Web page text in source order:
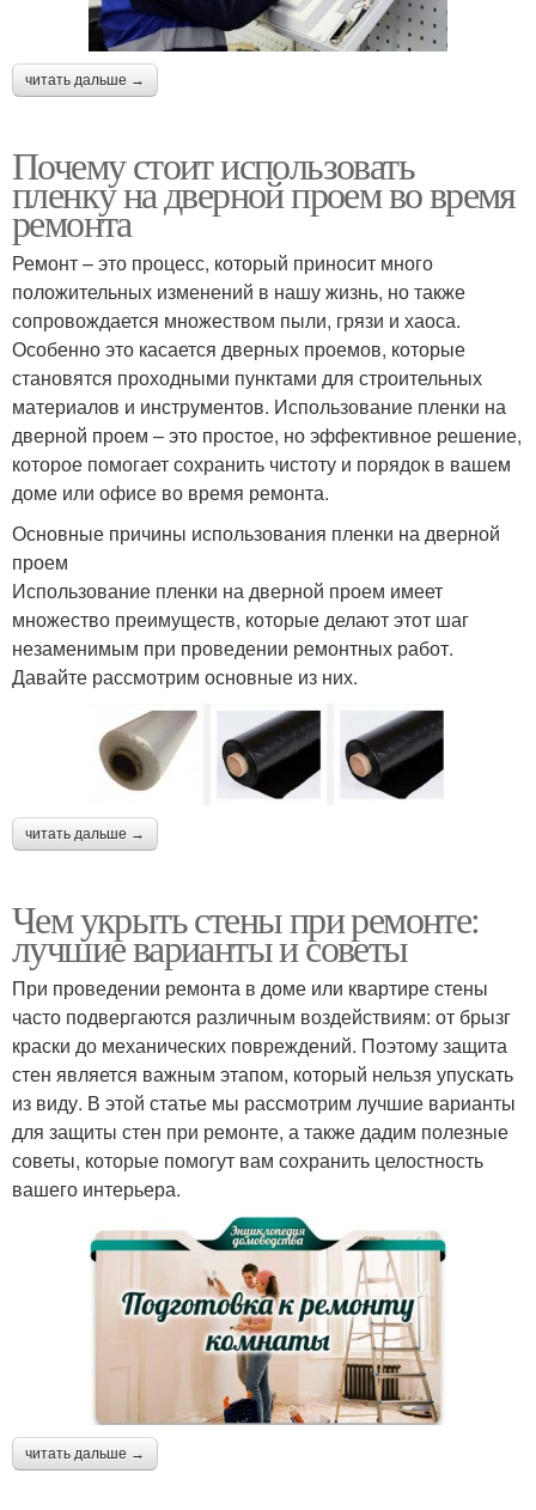
читать дальше →
Почему стоит использовать
пленку на дверной проем во время
ремонта
Ремонт – это процесс, который приносит много
положительных изменений в нашу жизнь, но также
сопровождается множеством пыли, грязи и хаоса.
Особенно это касается дверных проемов, которые
становятся проходными пунктами для строительных
материалов и инструментов. Использование пленки на
дверной проем – это простое, но эффективное решение,
которое помогает сохранить чистоту и порядок в вашем
доме или офисе во время ремонта.
Основные причины использования пленки на дверной
проем
Использование пленки на дверной проем имеет
множество преимуществ, которые делают этот шаг
незаменимым при проведении ремонтных работ.
Давайте рассмотрим основные из них.
читать дальше →
Чем укрыть стены при ремонте:
лучшие варианты и советы
При проведении ремонта в доме или квартире стены
часто подвергаются различным воздействиям: от брызг
краски до механических повреждений. Поэтому защита
стен является важным этапом, который нельзя упускать
из виду. В этой статье мы рассмотрим лучшие варианты
для защиты стен при ремонте, а также дадим полезные
советы, которые помогут вам сохранить целостность
вашего интерьера.
читать дальше →